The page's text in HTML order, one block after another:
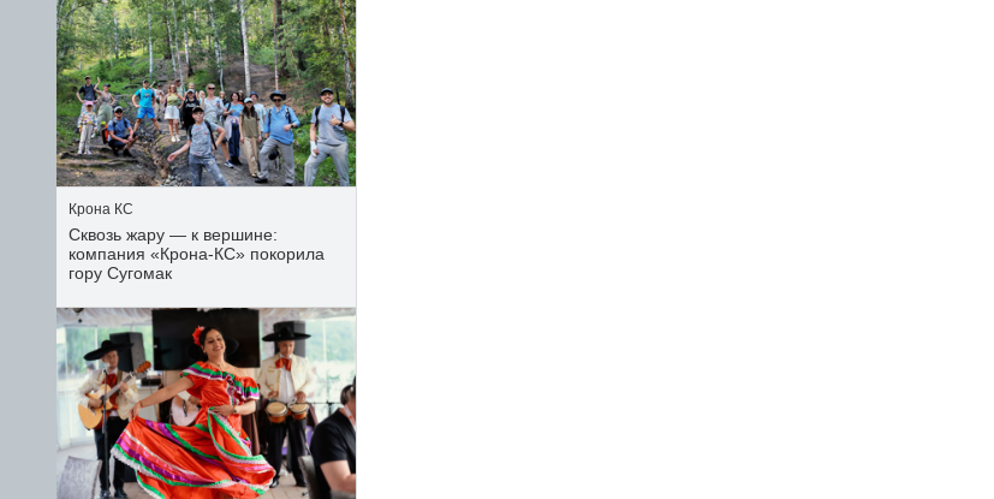
Крона КС
Сквозь жару — к вершине:
компания «Крона‑КС» покорила
гору Сугомак